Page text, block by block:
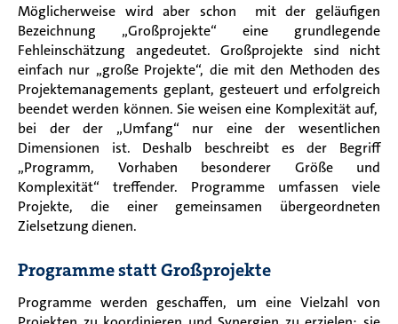
Möglicherweise wird aber schon mit der geläufigen
Bezeichnung „Großprojekte“ eine grundlegende
Fehleinschätzung angedeutet. Großprojekte sind nicht
einfach nur „große Projekte“, die mit den Methoden des
Projektemanagements geplant, gesteuert und erfolgreich
beendet werden können. Sie weisen eine Komplexität auf,
bei der der „Umfang“ nur eine der wesentlichen
Dimensionen ist. Deshalb beschreibt es der Begriff
„Programm, Vorhaben besonderer Größe und
Komplexität“ treffender. Programme umfassen viele
Projekte, die einer gemeinsamen übergeordneten
Zielsetzung dienen.
Programme statt Großprojekte
Programme werden geschaffen, um eine Vielzahl von